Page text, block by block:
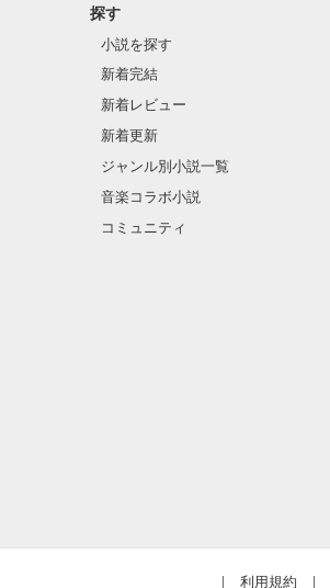
探す
小説を探す
新着完結
新着レビュー
新着更新
ジャンル別小説一覧
音楽コラボ小説
コミュニティ
利用規約